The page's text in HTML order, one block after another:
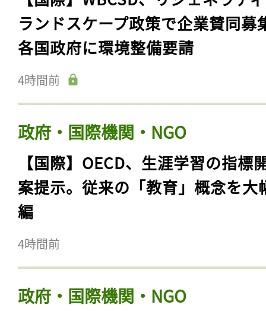
食品・消費財・アパレル
【国際】WBCSD、リジェネラテ
ランドスケープ政策で企業賛同募
各国政府に環境整備要請
4時間前
政府・国際機関・NGO
【国際】OECD、生涯学習の指標
案提示。従来の「教育」概念を大
編